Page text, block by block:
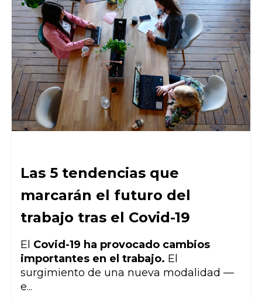
Las 5 tendencias que
marcarán el futuro del
trabajo tras el Covid-19
El Covid-19 ha provocado cambios
importantes en el trabajo. El
surgimiento de una nueva modalidad —
e...